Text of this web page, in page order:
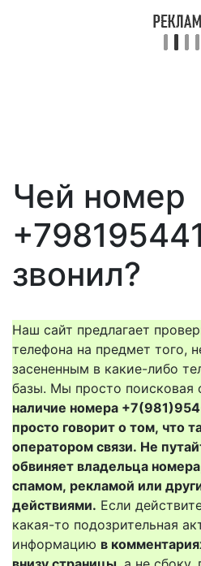
Чей номер
звонил?
Наш сайт предлагает
телефона на предмет того,
засененным в какие-либо
базы. Мы просто поисковая
наличие номера
просто говорит о том, что
оператором связи. Не
обвиняет владельца
спамом, рекламой или
действиями. Если
какая-то подозрительная
информацию в